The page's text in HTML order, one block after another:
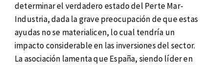
determinar el verdadero estado del Perte Mar-
Industria, dada la grave preocupación de que estas
ayudas no se materialicen, lo cual tendría un
impacto considerable en las inversiones del sector.
La asociación lamenta que España, siendo líder en